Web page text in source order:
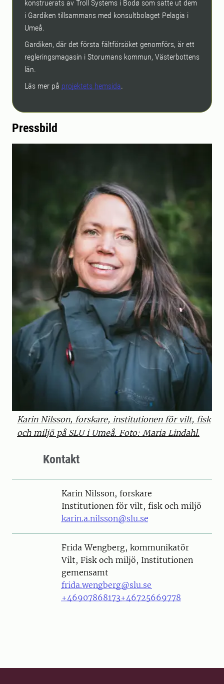
konstruerats av Troll Systems i Bodø som satte ut dem
i Gardiken tillsammans med konsultbolaget Pelagia i
Umeå.
Gardiken, där det första fältförsöket genomförs, är ett
regleringsmagasin i Storumans kommun, Västerbottens
län.
Läs mer på projektets hemsida.
Pressbild
Karin Nilsson, forskare, institutionen för vilt, fisk
och miljö på SLU i Umeå. Foto: Maria Lindahl.
Kontakt
PersonKarin Nilsson, forskare
Institutionen för vilt, fisk och miljö
karin.a.nilsson@slu.se
PersonFrida Wengberg, kommunikatör
Vilt, Fisk och miljö, Institutionen
gemensamt
frida.wengberg@slu.se
+46907868173+46725669778